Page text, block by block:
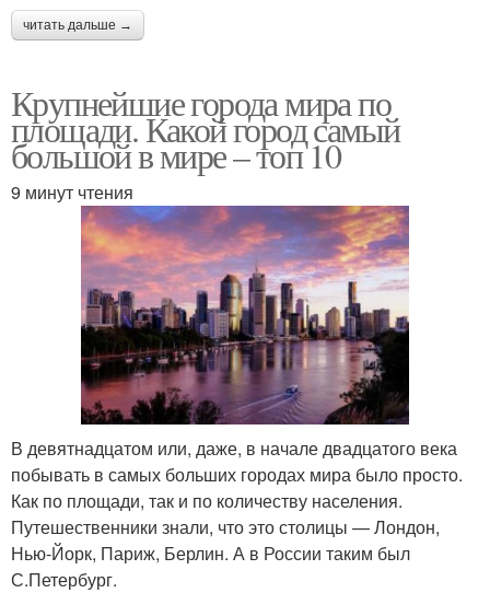
читать дальше →
Крупнейшие города мира по
площади. Какой город самый
большой в мире – топ 10
9 минут чтения
В девятнадцатом или, даже, в начале двадцатого века
побывать в самых больших городах мира было просто.
Как по площади, так и по количеству населения.
Путешественники знали, что это столицы — Лондон,
Нью-Йорк, Париж, Берлин. А в России таким был
С.Петербург.